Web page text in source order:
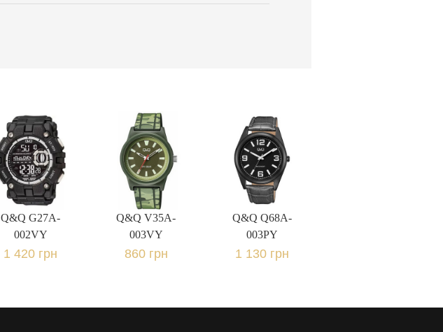
Q&Q G27A-
002VY
1 420 грн.
Q&Q G27A-
002VY
1 420 грн
Q&Q V35A-
003VY
860 грн.
Q&Q V35A-
003VY
860 грн
Q&Q Q68A-
003PY
1 130 грн.
Q&Q Q68A-
003PY
1 130 грн